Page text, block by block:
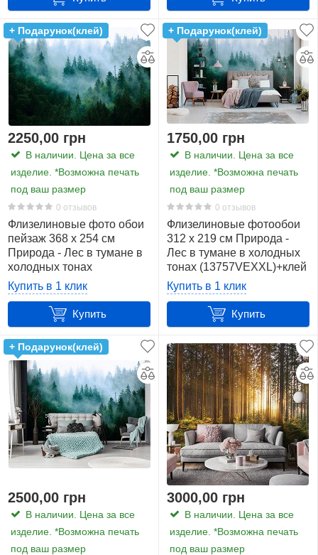
+ Подарунок(клей)
2250,00 грн
В наличии. Цена за все
изделие. *Возможна печать
под ваш размер
0 отзывов
Флизелиновые фото обои
пейзаж 368 x 254 см
Природа - Лес в тумане в
холодных тонах
(13757V8)+клей
Купить в 1 клик
Купить
+ Подарунок(клей)
1750,00 грн
В наличии. Цена за все
изделие. *Возможна печать
под ваш размер
0 отзывов
Флизелиновые фотообои
312 x 219 см Природа -
Лес в тумане в холодных
тонах (13757VEXXL)+клей
Купить в 1 клик
Купить
+ Подарунок(клей)
2500,00 грн
В наличии. Цена за все
изделие. *Возможна печать
под ваш размер
3000,00 грн
В наличии. Цена за все
изделие. *Возможна печать
под ваш размер